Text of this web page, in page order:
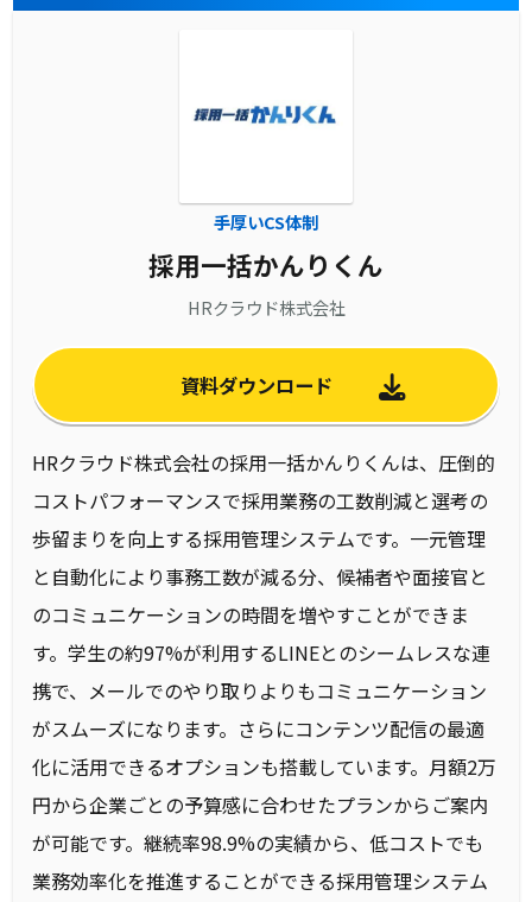
手厚いCS体制
採用一括かんりくん
HRクラウド株式会社
資料ダウンロード
HRクラウド株式会社の採用一括かんりくんは、圧倒的
コストパフォーマンスで採用業務の工数削減と選考の
歩留まりを向上する採用管理システムです。一元管理
と自動化により事務工数が減る分、候補者や面接官と
のコミュニケーションの時間を増やすことができま
す。学生の約97%が利用するLINEとのシームレスな連
携で、メールでのやり取りよりもコミュニケーション
がスムーズになります。さらにコンテンツ配信の最適
化に活用できるオプションも搭載しています。月額2万
円から企業ごとの予算感に合わせたプランからご案内
が可能です。継続率98.9%の実績から、低コストでも
業務効率化を推進することができる採用管理システム